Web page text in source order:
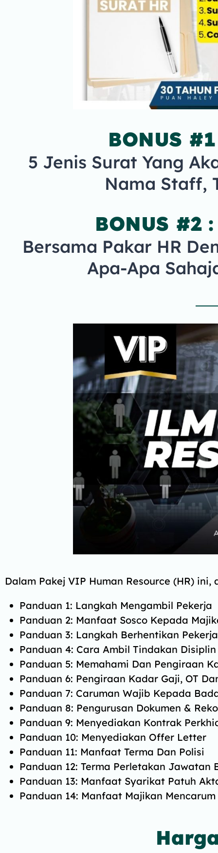
BONUS
5 Jenis Surat Yang
Nama Staff,
BONUS #2
Bersama Pakar HR
Apa-Apa
Dalam Pakej VIP Human Resource (HR)
Panduan 1: Langkah Mengambil Pekerja
Panduan 2: Manfaat Sosco Kepada
Panduan 3: Langkah Berhentikan Pekerja
Panduan 4: Cara Ambil Tindakan Disiplin
Panduan 5: Memahami Dan Pengiraan
Panduan 6: Pengiraan Kadar Gaji, OT
Panduan 7: Caruman Wajib Kepada
Panduan 8: Pengurusan Dokumen &
Panduan 9: Menyediakan Kontrak
Panduan 10: Menyediakan Offer Letter
Panduan 11: Manfaat Terma Dan Polisi
Panduan 12: Terma Perletakan Jawatan
Panduan 13: Manfaat Syarikat Patuh
Panduan 14: Manfaat Majikan Mencarum